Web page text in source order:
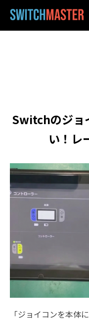
Switchのジョ
い！レ
「ジョイコンを本体